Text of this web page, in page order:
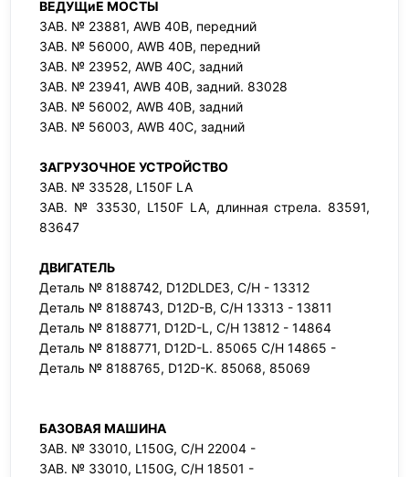
ВЕДУЩиЕ МОСТЫ
ЗАВ. № 23881, AWB 40B, передний
ЗАВ. № 56000, AWB 40B, передний
ЗАВ. № 23952, AWB 40C, задний
ЗАВ. № 23941, AWB 40B, задний. 83028
ЗАВ. № 56002, AWB 40B, задний
ЗАВ. № 56003, AWB 40C, задний
ЗАГРУЗОЧНОЕ УСТРОЙСТВО
ЗАВ. № 33528, L150F LA
ЗАВ. № 33530, L150F LA, длинная стрела. 83591,
83647
ДВИГАТЕЛЬ
Деталь № 8188742, D12DLDE3, С/Н - 13312
Деталь № 8188743, D12D-B, С/Н 13313 - 13811
Деталь № 8188771, D12D-L, С/Н 13812 - 14864
Деталь № 8188771, D12D-L. 85065 С/Н 14865 -
Деталь № 8188765, D12D-K. 85068, 85069
БАЗОВАЯ МАШИНА
ЗАВ. № 33010, L150G, С/Н 22004 -
ЗАВ. № 33010, L150G, С/Н 18501 -